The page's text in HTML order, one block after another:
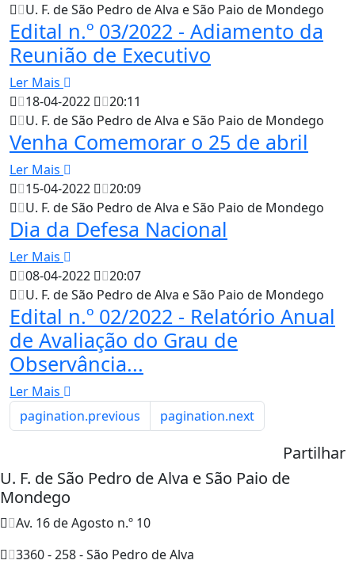
U. F. de São Pedro de Alva e São Paio de Mondego
Edital n.º 03/2022 - Adiamento da
Reunião de Executivo
Ler Mais
18-04-2022
20:11
U. F. de São Pedro de Alva e São Paio de Mondego
Venha Comemorar o 25 de abril
Ler Mais
15-04-2022
20:09
U. F. de São Pedro de Alva e São Paio de Mondego
Dia da Defesa Nacional
Ler Mais
08-04-2022
20:07
U. F. de São Pedro de Alva e São Paio de Mondego
Edital n.º 02/2022 - Relatório Anual
de Avaliação do Grau de
Observância...
Ler Mais
pagination.previous
pagination.next
Partilhar
U. F. de São Pedro de Alva e São Paio de
Mondego
Av. 16 de Agosto n.º 10
3360 - 258 - São Pedro de Alva